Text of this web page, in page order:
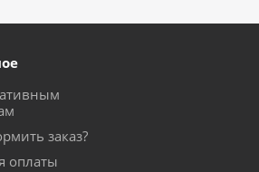
заказ?
оплаты